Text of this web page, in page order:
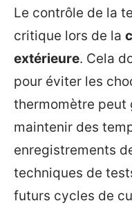
Le contrôle de la
critique lors de la
extérieure. Cela
pour éviter les
thermomètre peut
maintenir des
enregistrements
techniques de
futurs cycles de